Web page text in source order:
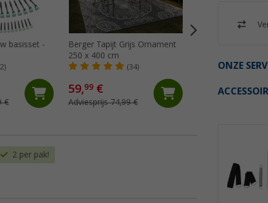
ONZE
basisset -
€
Berger Tapijt Grijs Ornament
250 x 400 cm
(34)
59,99 €
Adviesprijs 74,99 €
(24)
99€
2 per pak!